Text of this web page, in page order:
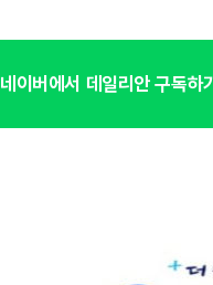
네이버에서 데일리안 구독하